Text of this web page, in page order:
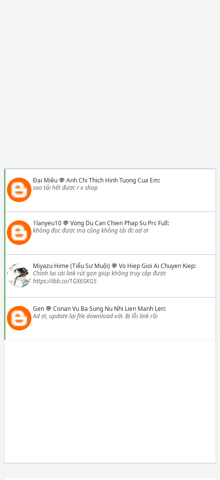
Đại Miêu💬 Anh Chi Thich Hinh Tuong Cua Em:
sao tải hết được r v shop
1lanyeu10💬 Vong Du Can Chien Phap Su Prc Full:
không đọc được mà cũng không tải đc ad ơi
Miyazu Hime (Tiểu Sư Muội) 💬 Vo Hiep Gioi Ai Chuyen Kiep:
Chỉnh lại cái link rút gọn giúp không truy cập được
https://ibb.co/1GX6SKG5
Gen💬 Conan Vu Ba Sung Nu Nhi Lien Manh Len:
Ad ơi, update lại file download với. Bị lỗi link rồi